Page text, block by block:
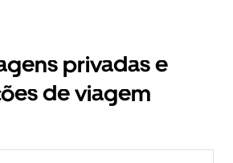
privadas e
de viagem